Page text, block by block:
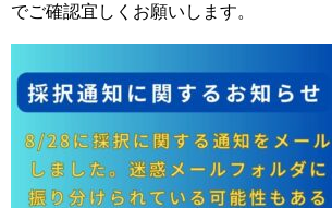
でご確認宜しくお願いします。